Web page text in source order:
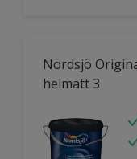
Nordsjö
helmatt 3